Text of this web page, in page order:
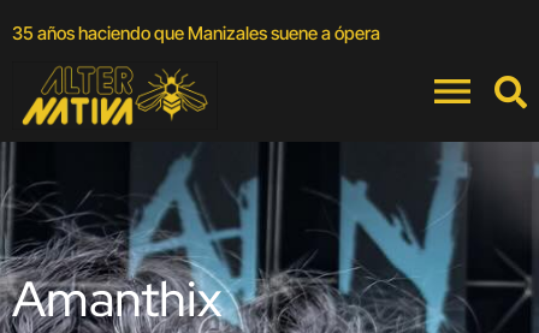
35 años haciendo que Manizales suene a ópera
Amanthix